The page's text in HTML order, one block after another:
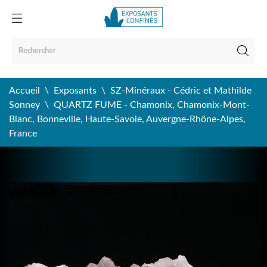
Accueil Exposants
SZ-Minéraux - Cédric et Mathilde
Sonney
QUARTZ FUME - Chamonix, Chamonix-Mont-
Blanc, Bonneville, Haute-Savoie, Auvergne-Rhône-Alpes,
France